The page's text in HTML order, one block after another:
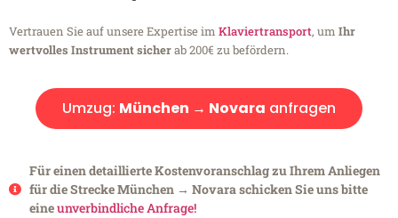
Vertrauen Sie auf unsere Expertise im Klaviertransport, um Ihr
wertvolles Instrument sicherab 200€ zu befördern.
Umzug: München → Novara anfragen
Für einen detaillierte Kostenvoranschlag zu Ihrem Anliegen
für die Strecke München → Novara schicken Sie uns bitte
eineunverbindliche Anfrage!